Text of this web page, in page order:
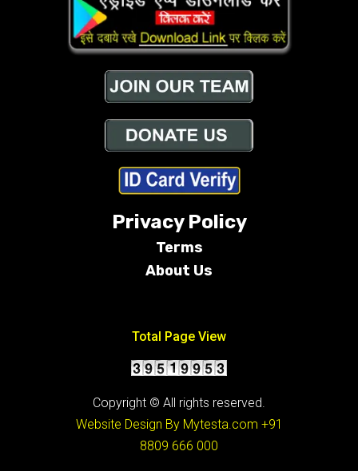
Privacy Policy
Terms
About Us
Total Page View
Copyright © All rights reserved.
Website Design By Mytesta.com +91
8809 666 000